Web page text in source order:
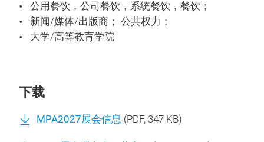
公用餐饮，公司餐饮，系统餐饮，餐饮；
新闻/媒体/出版商； 公共权力；
大学/高等教育学院
下载
MPA2027展会信息 (PDF, 347 KB)